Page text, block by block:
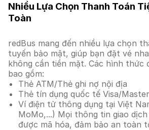
Nhiều Lựa Chọn Thanh Toán
Toàn
redBus mang đến nhiều lựa chọn
tuyến bảo mật, giúp bạn đặt vé
không cần tiền mặt. Các hình thức
bao gồm:
Thẻ ATM/Thẻ ghi nợ nội địa
Thẻ tín dụng quốc tế Visa/
Ví điện tử thông dụng tại Việt
MoMo,...) Mọi thông tin giao
được mã hóa, đảm bảo an toàn